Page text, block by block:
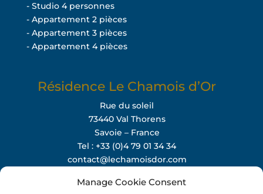
Manage Cookie Consent
- Studio 4 personnes
- Appartement 2 pièces
- Appartement 3 pièces
- Appartement 4 pièces
Résidence Le Chamois d’Or
Rue du soleil
73440 Val Thorens
Savoie – France
Tel : +33 (0)4 79 01 34 34
contact@lechamoisdor.com
Instagram Facebook